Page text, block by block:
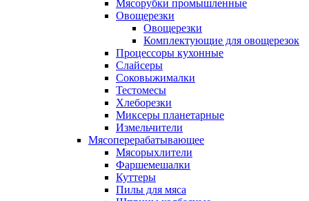
Мясорубки промышленные
Овощерезки
Овощерезки
Комплектующие для овощерезок
Процессоры кухонные
Слайсеры
Соковыжималки
Тестомесы
Хлеборезки
Миксеры планетарные
Измельчители
Мясоперерабатывающее
Мясорыхлители
Фаршемешалки
Куттеры
Пилы для мяса